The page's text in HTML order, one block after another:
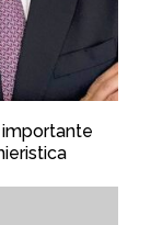
importante